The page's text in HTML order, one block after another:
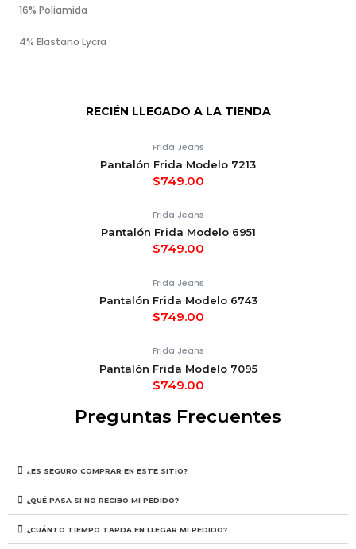
16% Poliamida
4% Elastano Lycra
RECIÉN LLEGADO A LA TIENDA
Frida Jeans
Pantalón Frida Modelo 7213
$749.00
Frida Jeans
Pantalón Frida Modelo 6951
$749.00
Frida Jeans
Pantalón Frida Modelo 6743
$749.00
Frida Jeans
Pantalón Frida Modelo 7095
$749.00
Preguntas Frecuentes
¿ES SEGURO COMPRAR EN ESTE SITIO?
¿QUÉ PASA SI NO RECIBO MI PEDIDO?
¿CUÁNTO TIEMPO TARDA EN LLEGAR MI PEDIDO?